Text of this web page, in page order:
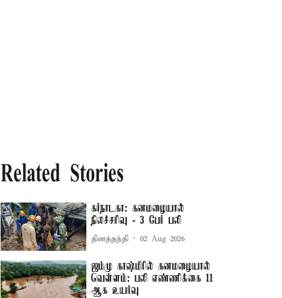
Related Stories
கர்நாடகா: கனமழையால்
நிலச்சரிவு - 3 பேர் பலி
தினத்தந்தி 02 Aug 2026
ஜம்மு காஷ்மீரில் கனமழையால்
வெள்ளம்: பலி எண்ணிக்கை 11
ஆக உயர்வு